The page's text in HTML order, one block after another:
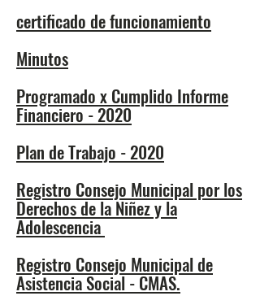
certificado de funcionamiento
Minutos
Programado x Cumplido Informe
Financiero - 2020
Plan de Trabajo - 2020
Registro Consejo Municipal por los
Derechos de la Niñez y la
Adolescencia
Registro Consejo Municipal de
Asistencia Social - CMAS.